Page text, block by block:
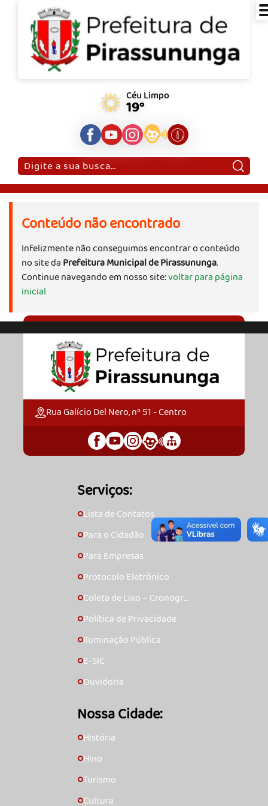
Céu Limpo
19°
Pesquisar:
Conteúdo não encontrado
Infelizmente não conseguimos encontrar o conteúdo
no site da Prefeitura Municipal de Pirassununga.
Continue navegando em nosso site:voltar para página
inicial
Rua Galício Del Nero, nº 51 - Centro
Serviços:
🞇Lista de Contatos
🞇Para o Cidadão
🞇Para Empresas
🞇Protocolo Eletrônico
🞇Coleta de Lixo – Cronogra
🞇Política de Privacidade
🞇Iluminação Pública
🞇E-SIC
🞇Ouvidoria
Nossa Cidade:
🞇História
🞇Hino
🞇Turismo
🞇Cultura